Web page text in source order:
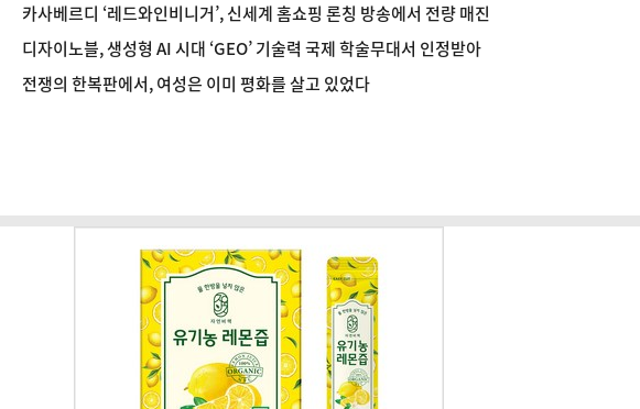
카사베르디 ‘레드와인비니거’, 신세계 홈쇼핑 론칭 방송에서 전량 매진
디자이노블, 생성형 AI 시대 ‘GEO’ 기술력 국제 학술무대서 인정받아
전쟁의 한복판에서, 여성은 이미 평화를 살고 있었다